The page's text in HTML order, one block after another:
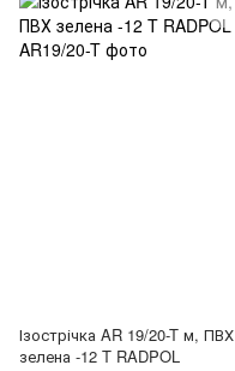
Ізострічка AR 19/20-T м, ПВХ
зелена -12 T RADPOL